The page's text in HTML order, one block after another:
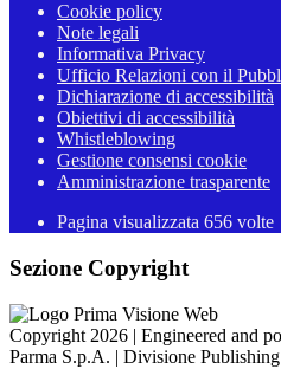
Cookie policy
Note legali
Informativa Privacy
Ufficio Relazioni con il
Dichiarazione di accessibilità
Obiettivi di accessibilità
Whistleblowing
Gestione consensi cookie
Amministrazione trasparente
Pagina visualizzata 656 volte
Sezione Copyright
Copyright 2026 | Engineered and
Parma S.p.A. | Divisione